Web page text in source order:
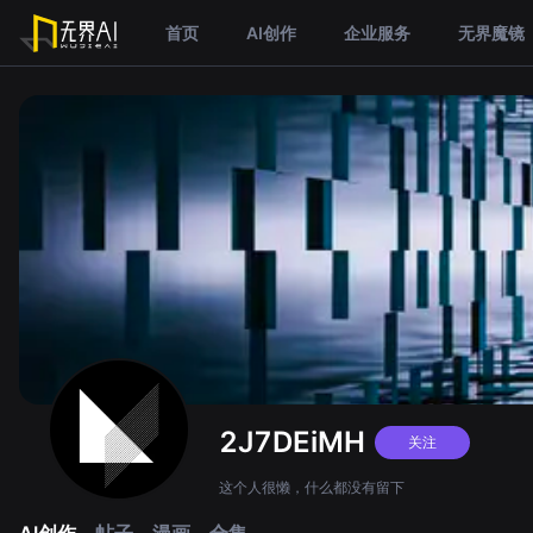
首页 AI创作 企业服务 无界魔镜
2J7DEiMH 关注
这个人很懒，什么都没有留下